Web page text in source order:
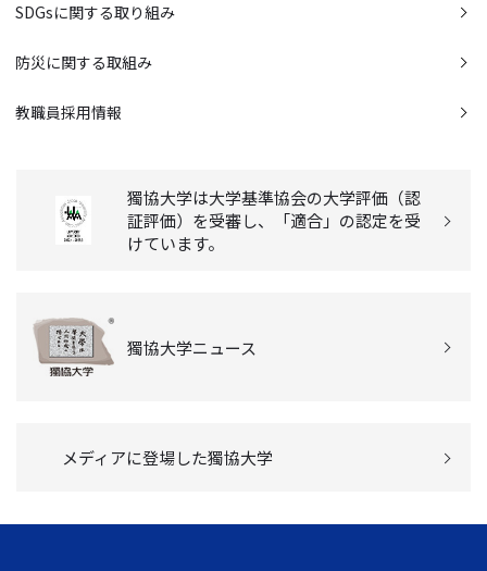
SDGsに関する取り組み
防災に関する取組み
教職員採用情報
獨協大学は大学基準協会の大学評価（認
証評価）を受審し、「適合」の認定を受
けています。
獨協大学ニュース
メディアに登場した獨協大学